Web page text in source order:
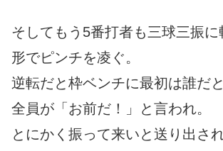
そしてもう5番打者も三球三振
形でピンチを凌ぐ。
逆転だと枠ベンチに最初は誰だ
全員が「お前だ！」と言われ。
とにかく振って来いと送り出さ